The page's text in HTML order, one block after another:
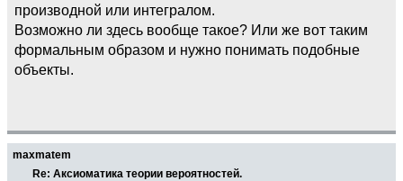
производной или интегралом.
Возможно ли здесь вообще такое? Или же вот таким
формальным образом и нужно понимать подобные
объекты.
maxmatem
Re: Аксиоматика теории вероятностей.